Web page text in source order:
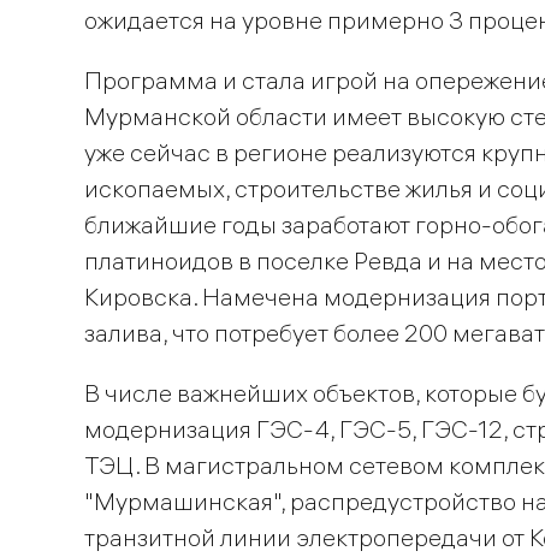
ожидается на уровне примерно 3
Программа и стала игрой на
Мурманской области имеет высокую
уже сейчас в регионе реализуются
ископаемых, строительстве жилья и
ближайшие годы заработают горно-
платиноидов в поселке Ревда и на
Кировска. Намечена модернизация
залива, что потребует более 200
В числе важнейших объектов, которые
модернизация ГЭС-4, ГЭС-5, ГЭС-12,
ТЭЦ. В магистральном сетевом
"Мурмашинская", распредустройство
транзитной линии электропередачи от